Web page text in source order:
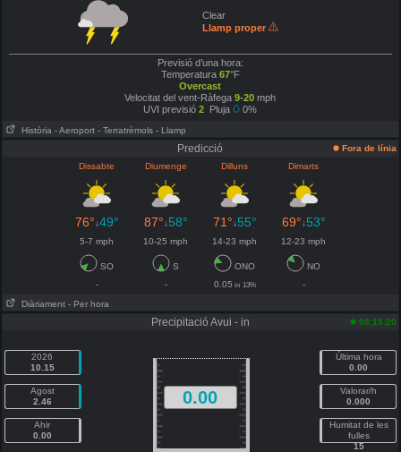
Clear
Llamp proper
Previsió d’una hora:
Temperatura 67°F
Overcast
Velocitat del vent-Ràfega 9-20 mph
UVI previsió2 Pluja 0%
Història - Aeroport - Terratrèmols - Llamp
Predicció
Fora de línia
Dissabte
Diumenge Dilluns Dimarts
76°↓49° 87°↓58° 71°↓55° 69°↓53°
5-7 mph 10-25 mph 14-23 mph 12-23 mph
SO S ONO
NO
-
- 0.05 in 13%
-
Diàriament - Per hora
Precipitació Avui - in 08:15:20
2026
10.15
Agost
2.46
Ahir
0.00
0.00
Última hora
0.00
Valorar/h
0.000
Humitat de les
fulles
15